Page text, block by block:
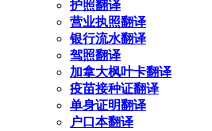
护照翻译
营业执照翻译
银行流水翻译
驾照翻译
加拿大枫叶卡翻译
疫苗接种证翻译
单身证明翻译
户口本翻译